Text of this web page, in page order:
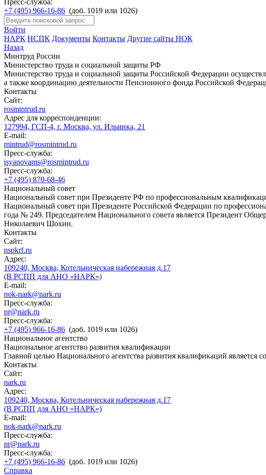
Пресс-служба:
+7 (495) 966-16-86 (доб. 1019 или 1026)
Войти
НАРК НСПК Документы Контакты Другие сайты НОК
Назад
Минтруд России
Министерство труда и социальной защиты РФ
Министерство труда и социальной защиты Российской Федерации
а также координацию деятельности Пенсионного фонда Российской
Контакты
Сайт:
rosmintrud.ru
Адрес для корреспонденции:
127994, ГСП-4, г. Москва, ул. Ильинка, 21
E-mail:
mintrud@rosmintrud.ru
Пресс-служба:
isyanovams@rosmintrud.ru
Пресс-служба:
+7 (495) 870-68-46
Национальный совет
Национальный совет при Президенте РФ по профессиональным
Национальный совет при Президенте Российской Федерации по
года № 249. Председателем Национального совета является Президент
Николаевич Шохин.
Контакты
Сайт:
nspkrf.ru
Адрес:
109240, Москва, Котельническая набережная д.17
(В РСПП для АНО «НАРК»)
E-mail:
nok-nark@nark.ru
Пресс-служба:
pr@nark.ru
Пресс-служба:
+7 (495) 966-16-86 (доб. 1019 или 1026)
Национальное агентство
Национальное агентство развития квалификации
Главной целью Национального агентства развития квалификаций
Контакты
Сайт:
nark.ru
Адрес:
109240, Москва, Котельническая набережная д.17
(В РСПП для АНО «НАРК»)
E-mail:
nok-nark@nark.ru
Пресс-служба:
pr@nark.ru
Пресс-служба:
+7 (495) 966-16-86 (доб. 1019 или 1026)
Справка